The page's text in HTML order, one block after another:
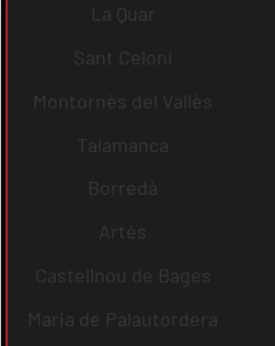
La Quar
Sant Celoni
Montornès del Vallès
Talamanca
Borredà
Artés
Castellnou de Bages
Maria de Palautordera